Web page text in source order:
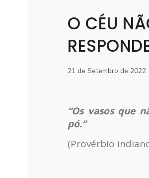
O CÉU
21 de Setembro de 2022
“Os vasos que
pó.”
(Provérbio